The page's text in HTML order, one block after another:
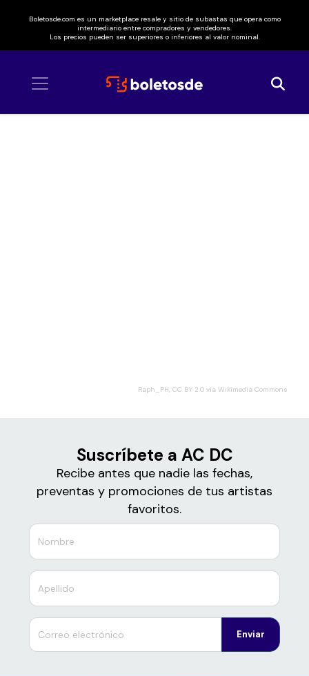
Boletosde.com es un marketplace resale y sitio de subastas que opera como
intermediario entre compradores y vendedores.
Los precios pueden ser superiores o inferiores al valor nominal.
Raph_PH, CC BY 2.0 vía Wikimedia Commons
Suscríbete a AC DC
Recibe antes que nadie las fechas,
preventas y promociones de tus artistas
favoritos.
Enviar